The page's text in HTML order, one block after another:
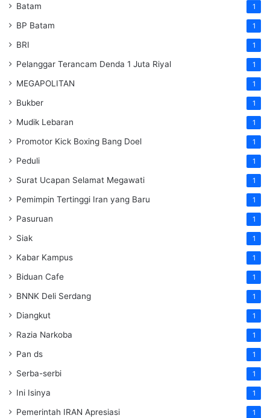
Batam 1
BP Batam 1
BRI 1
Pelanggar Terancam Denda 1 Juta Riyal 1
MEGAPOLITAN 1
Bukber 1
Mudik Lebaran 1
Promotor Kick Boxing Bang Doel 1
Peduli 1
Surat Ucapan Selamat Megawati 1
Pemimpin Tertinggi Iran yang Baru 1
Pasuruan 1
Siak 1
Kabar Kampus 1
Biduan Cafe 1
BNNK Deli Serdang 1
Diangkut 1
Razia Narkoba 1
Pan ds 1
Serba-serbi 1
Ini Isinya 1
Pemerintah IRAN Apresiasi 1